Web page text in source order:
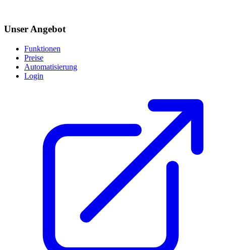
Unser Angebot
Funktionen
Preise
Automatisierung
Login